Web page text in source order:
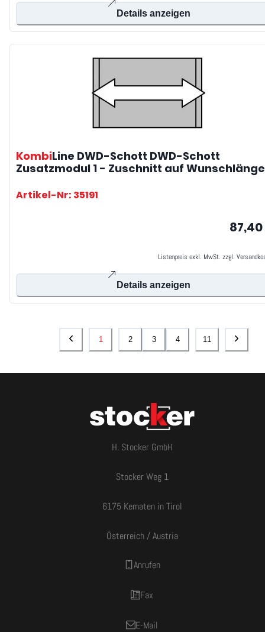
Details anzeigen
KombiLine DWD-Schott DWD-Schott
Zusatzmodul 1 - Zuschnitt auf Wunschlänge
Artikel-Nr: 35191
Listenpreis exkl. MwSt. zzgl.
Details anzeigen
1 2 3 4 11
H. Stocker GmbH
Stocker Weg 1
6175 Kematen in Tirol
Österreich / Austria
Anrufen
Fax
E-Mail